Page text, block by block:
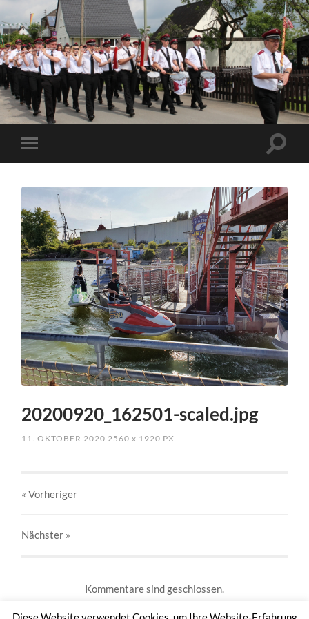
20200920_162501-scaled.jpg
11. OKTOBER 2020 2560x 1920 PX
« Vorheriger
Nächster »
Kommentare sind geschlossen.